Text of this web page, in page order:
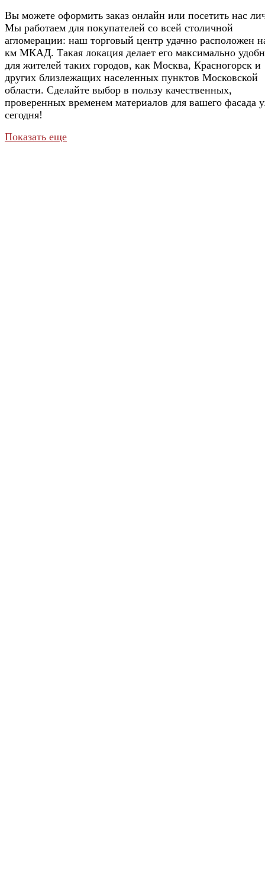
Вы можете оформить заказ онлайн или посетить нас
Мы работаем для покупателей со всей столичной
агломерации: наш торговый центр удачно расположен
км МКАД. Такая локация делает его максимально
для жителей таких городов, как Москва, Красногорск и
других близлежащих населенных пунктов Московской
области. Сделайте выбор в пользу качественных,
проверенных временем материалов для вашего фасада
сегодня!
Показать еще